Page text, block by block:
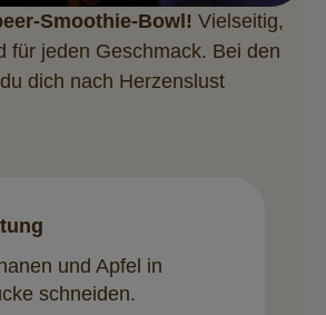
Smoothie-Bowl! Vielseitig,
für jeden Geschmack. Bei den
dich nach Herzenslust
und Apfel in
schneiden.